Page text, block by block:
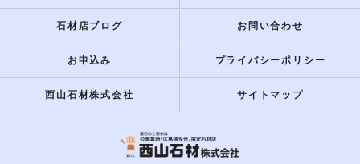
石材店ブログ お問い合わせ
お申込み プライバシーポリシー
西山石材株式会社 サイトマップ